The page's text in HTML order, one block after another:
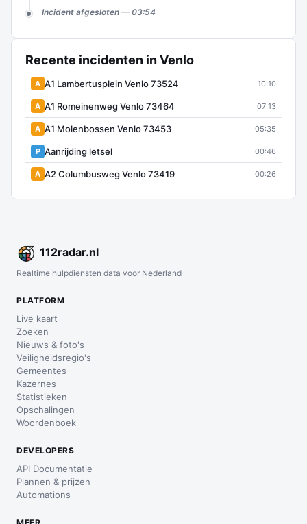
Incident afgesloten — 03:54
Recente incidenten in Venlo
A A1 Lambertusplein Venlo 73524 10:10
A A1 Romeinenweg Venlo 73464 07:13
A A1 Molenbossen Venlo 73453 05:35
P Aanrijding letsel 00:46
A A2 Columbusweg Venlo 73419 00:26
112radar.nl
Realtime hulpdiensten data voor Nederland
PLATFORM
Live kaart
Zoeken
Nieuws & foto's
Veiligheidsregio's
Gemeentes
Kazernes
Statistieken
Opschalingen
Woordenboek
DEVELOPERS
API Documentatie
Plannen & prijzen
Automations